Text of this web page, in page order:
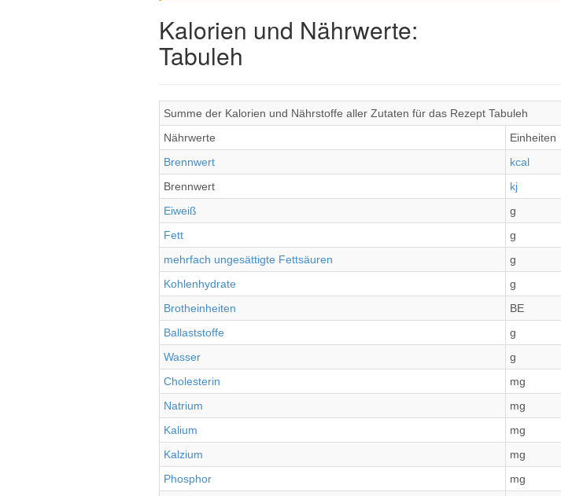
Kalorien und Nährwerte:
Tabuleh
Summe der Kalorien und Nährstoffe aller Zutaten für das Rezept Tabuleh
Nährwerte
Einheiten
Brennwert
kcal
Brennwert
kj
Eiweiß
g
Fett
g
mehrfach ungesättigte Fettsäuren
g
Kohlenhydrate
g
Brotheinheiten
BE
Ballaststoffe
g
Wasser
g
Cholesterin
mg
Natrium
mg
Kalium
mg
Kalzium
mg
Phosphor
mg